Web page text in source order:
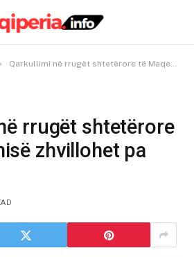
Qarkullimi në rrugët shtetërore të Maqedonisë zhvillohet pa probleme
rrugët shtetërore
zhvillohet pa